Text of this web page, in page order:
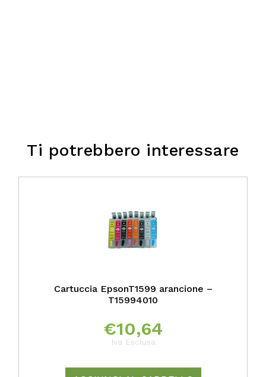
Ti potrebbero interessare
Cartuccia EpsonT1599 arancione –
T15994010
€10,64
Iva Esclusa